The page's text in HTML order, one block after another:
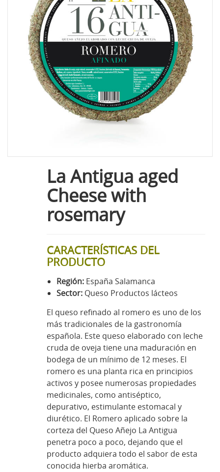
La Antigua aged
Cheese with
rosemary
CARACTERÍSTICAS DEL
PRODUCTO
Región: España Salamanca
Sector: Queso Productos lácteos
El queso refinado al romero es uno de los
más tradicionales de la gastronomía
española. Este queso elaborado con leche
cruda de oveja tiene una maduración en
bodega de un mínimo de 12 meses. El
romero es una planta rica en principios
activos y posee numerosas propiedades
medicinales, como antiséptico,
depurativo, estimulante estomacal y
diurético. El Romero aplicado sobre la
corteza del Queso Añejo La Antigua
penetra poco a poco, dejando que el
producto adquiera todo el sabor de esta
conocida hierba aromática.